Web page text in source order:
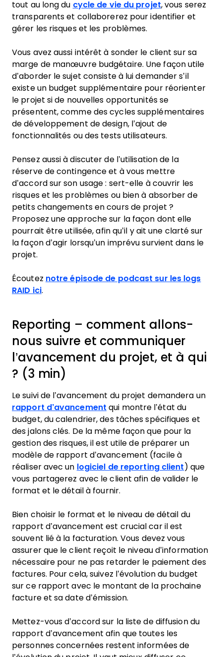
tout au long du cycle de vie du projet, vous serez
transparents et collaborerez pour identifier et
gérer les risques et les problèmes.
Vous avez aussi intérêt à sonder le client sur sa
marge de manœuvre budgétaire. Une façon utile
d’aborder le sujet consiste à lui demander s’il
existe un budget supplémentaire pour réorienter
le projet si de nouvelles opportunités se
présentent, comme des cycles supplémentaires
de développement de design, l’ajout de
fonctionnalités ou des tests utilisateurs.
Pensez aussi à discuter de l’utilisation de la
réserve de contingence et à vous mettre
d’accord sur son usage : sert-elle à couvrir les
risques et les problèmes ou bien à absorber de
petits changements en cours de projet ?
Proposez une approche sur la façon dont elle
pourrait être utilisée, afin qu’il y ait une clarté sur
la façon d’agir lorsqu’un imprévu survient dans le
projet.
Écoutez notre épisode de podcast sur les logs
RAID ici.
Reporting – comment allons-
nous suivre et communiquer
l’avancement du projet, et à qui
? (3 min)
Le suivi de l’avancement du projet demandera un
rapport d’avancement qui montre l’état du
budget, du calendrier, des tâches spécifiques et
des jalons clés. De la même façon que pour la
gestion des risques, il est utile de préparer un
modèle de rapport d’avancement (facile à
réaliser avec un logiciel de reporting client ) que
vous partagerez avec le client afin de valider le
format et le détail à fournir.
Bien choisir le format et le niveau de détail du
rapport d’avancement est crucial car il est
souvent lié à la facturation. Vous devez vous
assurer que le client reçoit le niveau d’information
nécessaire pour ne pas retarder le paiement des
factures. Pour cela, suivez l’évolution du budget
sur ce rapport avec le montant de la prochaine
facture et sa date d’émission.
Mettez-vous d’accord sur la liste de diffusion du
rapport d’avancement afin que toutes les
personnes concernées restent informées de